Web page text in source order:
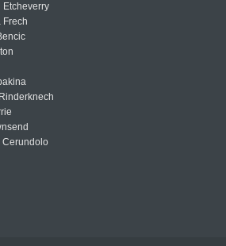
Etcheverry
Frech
Cerundolo